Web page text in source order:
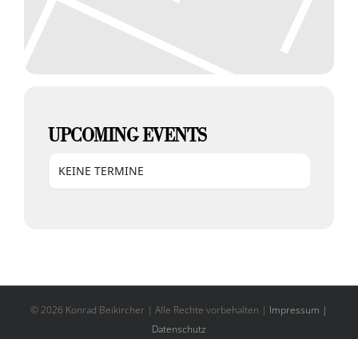
UPCOMING EVENTS
KEINE TERMINE
© 2026 Konrad Beikircher | Alle Rechte vorbehalten | Impressum |
Datenschutz